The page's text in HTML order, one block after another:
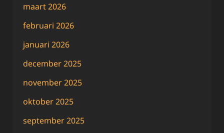
maart 2026
februari 2026
januari 2026
december 2025
november 2025
oktober 2025
september 2025